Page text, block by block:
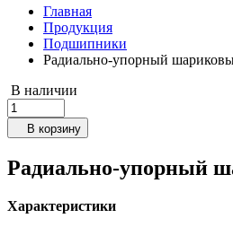
Главная
Продукция
Подшипники
Радиально-упорный
В наличии
В корзину
Радиально-упорный
Характеристики